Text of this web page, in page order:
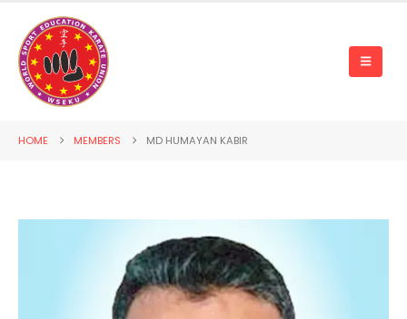
HOME MEMBERS MD HUMAYAN KABIR